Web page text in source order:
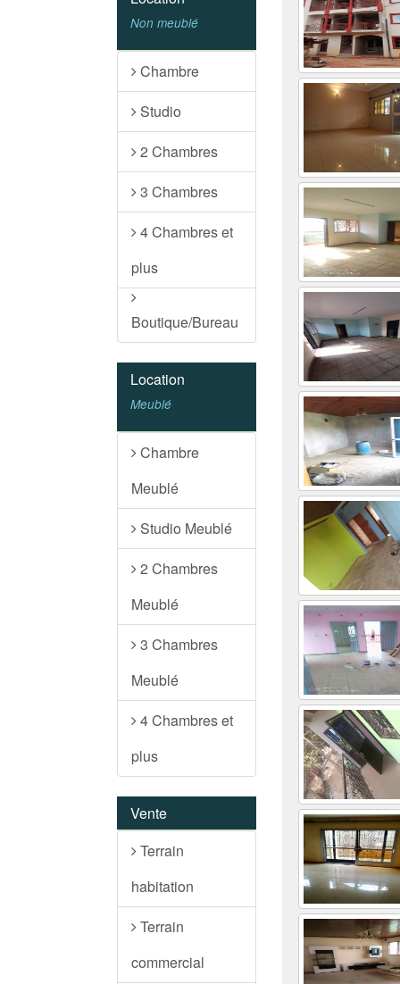
Non meublé
Chambre
Studio
2 Chambres
3 Chambres
4 Chambres et
plus
Boutique/Bureau
Location
Meublé
Chambre
Meublé
Studio Meublé
2 Chambres
Meublé
3 Chambres
Meublé
4 Chambres et
plus
Vente
Terrain
habitation
Terrain
commercial